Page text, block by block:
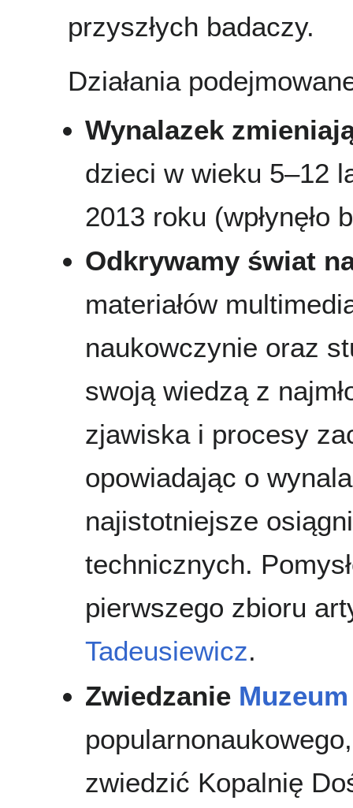
przyszłych badaczy.
Działania
Wynalazek
dzieci w wieku 5–12
2013 roku (wpłynęło
Odkrywamy świat
materiałów
naukowczynie oraz
swoją wiedzą z
zjawiska i procesy
opowiadając o
najistotniejsze
technicznych.
pierwszego zbioru
Tadeusiewicz.
Zwiedzanie
zwiedzić Kopalnię